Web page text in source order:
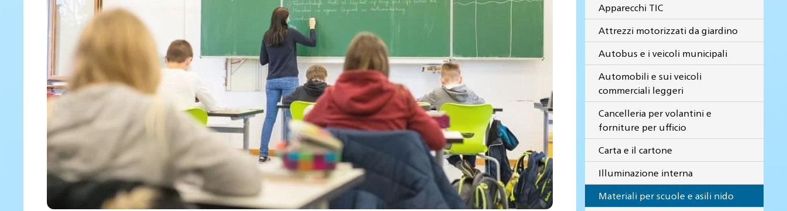
Apparecchi TIC
Attrezzi motorizzati da giardino
Autobus e i veicoli municipali
Automobili e sui veicoli
commerciali leggeri
Cancelleria per volantini e
forniture per ufficio
Carta e il cartone
Illuminazione interna
Materiali per scuole e asili nido